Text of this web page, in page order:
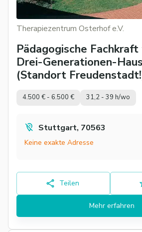
Therapiezentrum Osterhof e.V.
Pädagogische
Drei-Generationen-
(Standort
4.500 € - 6.500 € 31,2 - 39 h/wo
Stuttgart, 70563
Keine exakte Adresse
Teilen
Mehr erfahren